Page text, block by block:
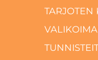
TARJOTEN